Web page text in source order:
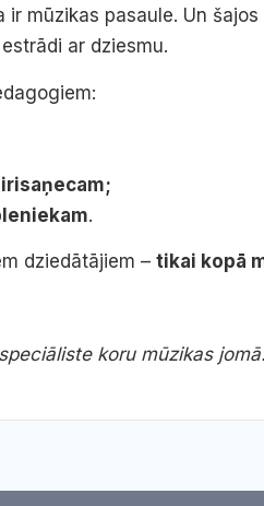
mūzikas pasaule. Un
ar dziesmu.
.
dziedātājiem – tikai kopā
koru mūzikas jomā.